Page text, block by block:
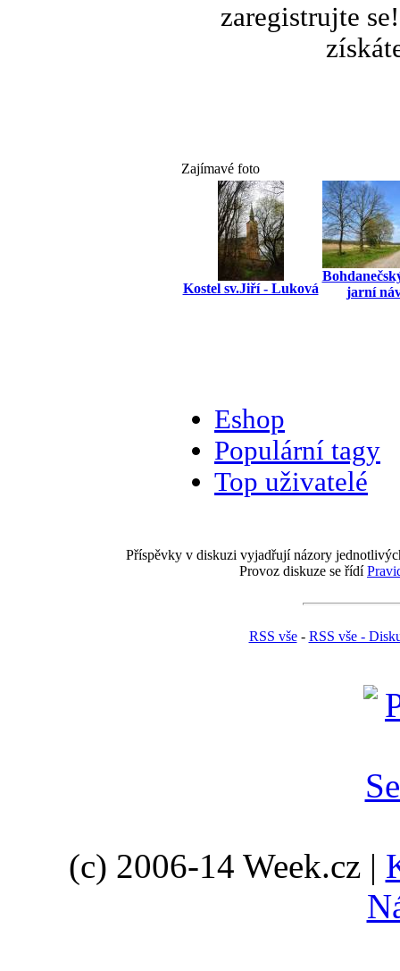
zaregistrujte
Zajímavé foto
Kostel sv.Jiří - Luková
jarní
Eshop
Populární tagy
Top uživatelé
Příspěvky v diskuzi vyjadřují názory
Provoz diskuze se řídí
RSS vše- RSS vše -
(c) 2006-14 Week.cz |